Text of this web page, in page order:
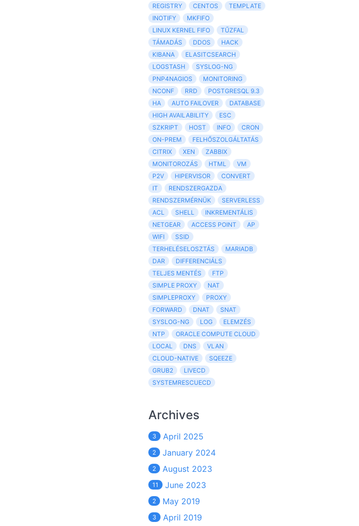
REGISTRY
CENTOS
TEMPLATE
INOTIFY
MKFIFO
LINUX KERNEL FIFO
TŰZFAL
TÁMADÁS
DDOS
HACK
KIBANA
ELASITCSEARCH
LOGSTASH
SYSLOG-NG
PNP4NAGIOS
MONITORING
NCONF
RRD
POSTGRESQL 9.3
HA
AUTO FAILOVER
DATABASE
HIGH AVAILABILITY
ESC
SZKRIPT
HOST INFO
CRON
ON-PREM
FELHŐSZOLGÁLTATÁS
CITRIX
XEN
ZABBIX
MONITOROZÁS
HTML
VM
P2V
HIPERVISOR
CONVERT
IT
RENDSZERGAZDA
RENDSZERMÉRNÜK
SERVERLESS
ACL
SHELL
INKREMENTÁLIS
NETGEAR
ACCESS POINT
AP
WIFI
SSID
TERHELÉSELOSZTÁS
MARIADB
DAR
DIFFERENCIÁLS
TELJES MENTÉS
FTP
SIMPLE PROXY
NAT
SIMPLEPROXY
PROXY
FORWARD
DNAT
SNAT
SYSLOG-NG
LOG
ELEMZÉS
NTP
ORACLE COMPUTE CLOUD
LOCAL
DNS
VLAN
CLOUD-NATIVE
SQEEZE
GRUB2
LIVECD
SYSTEMRESCUECD
Archives
3 April 2025
2 January 2024
2 August 2023
11 June 2023
2 May 2019
3 April 2019